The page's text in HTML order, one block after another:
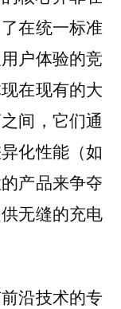
在统一标准
户体验的竞
在现有的大
间，它们通
化性能（如
产品来争夺
无缝的充电
沿技术的专